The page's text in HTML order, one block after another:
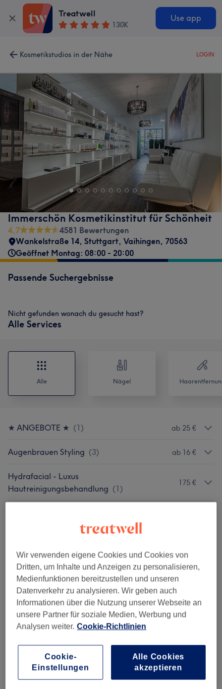
Treatwell
130K
Use app
Kosmetikstudios in der Nähe LOGIN
Immerschön Kosmetikinstitut für Schönheit
4,7
4581 Bewertungen
Wankelstraße 14, Stuttgart, Vaihingen, 70563
Geöffnet Montag: 08:00 - 20:00
Passende Suchergebnisse
Nicht gefunden wonach du gesucht hast?
Alle Services
Alle Nägel
★ ANGEBOTE ★ (1) ab 25 €
Augenbrauen Styling (3) ab 16 €
Hydrafacial - Luxus
Hautreinigungsbehandlung (1)
175 €
Jeder Gesichtsbehandlung) (5)
Wimpernverlängerung 10
Hand- & Nagelpflege 5)
Nageldesign (zubuchbare Dienstleistungen)
5)
ab 9 €
Fusspflege (zubuchbare Dienstleistungen)
ab 10 €
Wir verwenden eigene Cookies und Cookies von
Dritten, um Inhalte und Anzeigen zu personalisieren,
Medienfunktionen bereitzustellen und unseren
Datenverkehr zu analysieren. Wir geben auch
Informationen über die Nutzung unserer Webseite an
unsere Partner für soziale Medien, Werbung und
Analysen weiter. Cookie-Richtlinien
Cookie-
Einstellungen
Alle Cookies
akzeptieren